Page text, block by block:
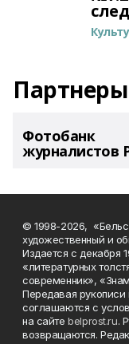
Партнеры
Фотобанк
журналистов
© 1998-2026,
художественный и
Издается с декабря
«литературных
современник»,
Передавая
соглашаются с
на сайтеbelprost.ru.
возвращаются.